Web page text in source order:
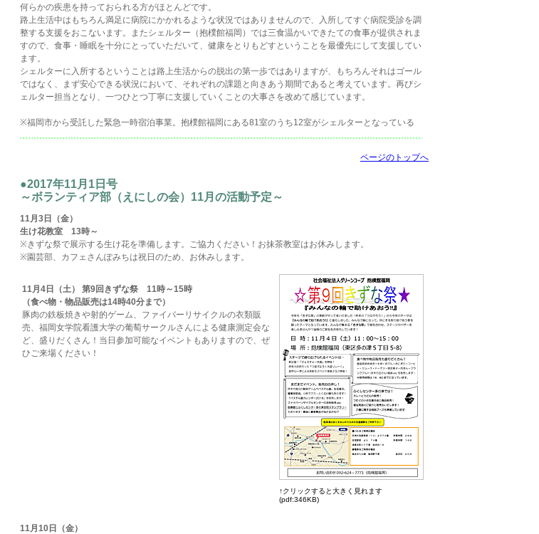
何らかの疾患を持っておられる方がほとんどです。
路上生活中はもちろん満足に病院にかかれるような状況ではありませんので、入所してすぐ病院受診を調
整する支援をおこないます。またシェルター（抱樸館福岡）では三食温かいできたての食事が提供されま
すので、食事・睡眠を十分にとっていただいて、健康をとりもどすということを最優先にして支援してい
ます。
シェルターに入所するということは路上生活からの脱出の第一歩ではありますが、もちろんそれはゴール
ではなく、まず安心できる状況において、それぞれの課題と向きあう期間であると考えています。再びシ
ェルター担当となり、一つひとつ丁寧に支援していくことの大事さを改めて感じています。
※福岡市から受託した緊急一時宿泊事業。抱樸館福岡にある81室のうち12室がシェルターとなっている
ページのトップへ
●2017年11月1日号
～ボランティア部（えにしの会）11月の活動予定～
11月3日（金）
生け花教室 13時～
※きずな祭で展示する生け花を準備します。ご協力ください！お抹茶教室はお休みします。
※園芸部、カフェさんぽみちは祝日のため、お休みします。
11月4日（土） 第9回きずな祭 11時～15時
（食べ物・物品販売は14時40分まで）
豚肉の鉄板焼きや射的ゲーム、ファイバーリサイクルの衣類販
売、福岡女学院看護大学の葡萄サークルさんによる健康測定会な
ど、盛りだくさん！当日参加可能なイベントもありますので、ぜ
ひご来場ください！
↑クリックすると大きく見れます
(pdf:346KB)
11月10日（金）